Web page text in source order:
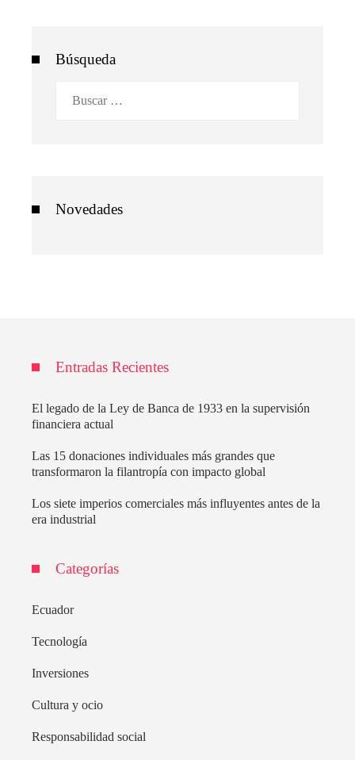
Búsqueda
Novedades
Entradas Recientes
El legado de la Ley de Banca de 1933 en la supervisión
financiera actual
Las 15 donaciones individuales más grandes que
transformaron la filantropía con impacto global
Los siete imperios comerciales más influyentes antes de la
era industrial
Categorías
Ecuador
Tecnología
Inversiones
Cultura y ocio
Responsabilidad social